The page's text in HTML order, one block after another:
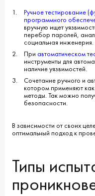
Ручное тестирование
программного
вручную ищет
перебор паролей,
социальная инженерия.
При автоматическом
инструменты для
наличие уязвимостей.
Сочетание ручного и
котором применяют
методы. Так можно
безопасности.
В зависимости от своих
оптимальный подход к
Типы